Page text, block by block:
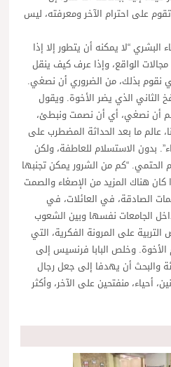
على احترام الآخر ومعرفته، ليس
“لا يمكنه أن يتطور إلا إذا
الواقع، وإذا عرف كيف ينقل
نقوم بذلك، من الضروري أن نصغي.
الثاني الذي يضر الأخوة. ويقول
أن نصغي، أي أن نصمت ونبطئ،
عالم ما بعد الحداثة المضطرب على
بدون الاستسلام للعاطفة، ولكن
“كم من الشرور يمكن تجنبها
كان هناك المزيد من الإصغاء والصمت
الصادقة، في العائلات، في
الجامعات نفسها وبين الشعوب
على المرونة الفكرية، التي
الأخوة. وخلص البابا فرنسيس إلى
والبحث أن يهدفا إلى جعل رجال
أحياء، منفتحين على الآخر، وأكثر